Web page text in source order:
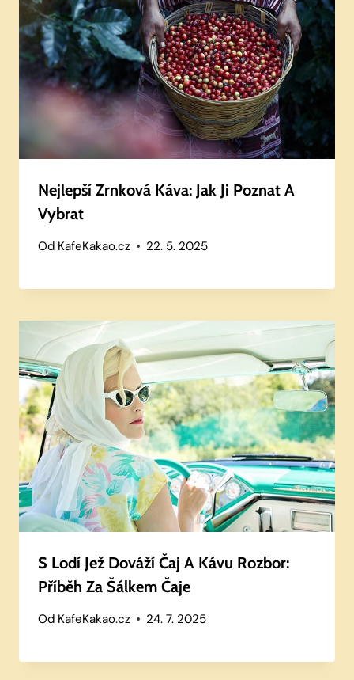
Nejlepší Zrnková Káva: Jak Ji Poznat A
Vybrat
Od KafeKakao.cz 22. 5. 2025
S Lodí Jež Dováží Čaj A Kávu Rozbor:
Příběh Za Šálkem Čaje
Od KafeKakao.cz 24. 7. 2025